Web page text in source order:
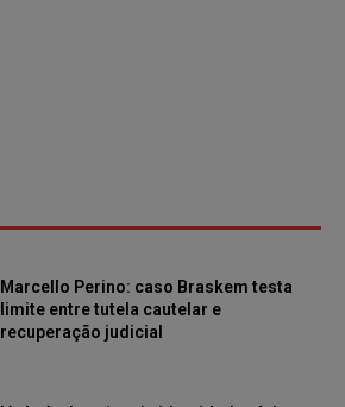
Marcello Perino: caso Braskem testa
limite entre tutela cautelar e
recuperação judicial